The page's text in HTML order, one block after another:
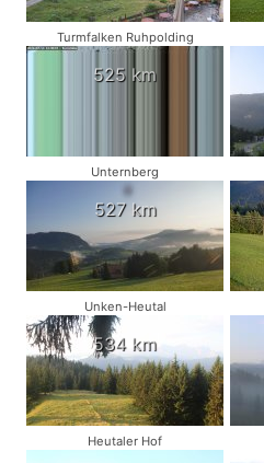
Turmfalken Ruhpolding
525 km
Unternberg
527 km
Unken-Heutal
534 km
Heutaler Hof